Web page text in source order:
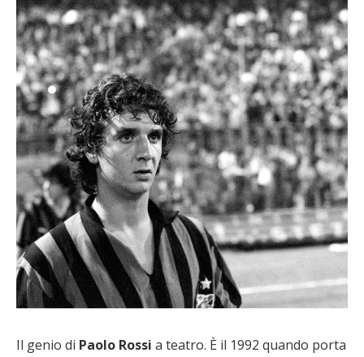
Il genio di Paolo Rossi a teatro. È il 1992 quando porta